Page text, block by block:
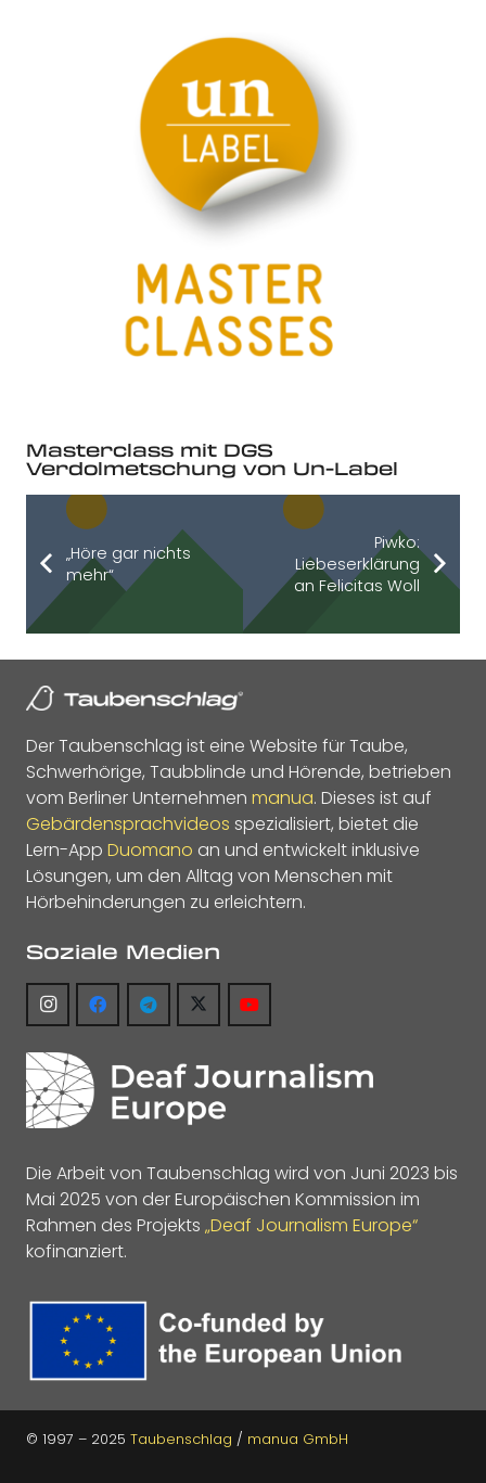
Masterclass mit DGS
Verdolmetschung von Un-Label
„Höre gar nichts
mehr“
Piwko:
Liebeserklärung
an Felicitas Woll
Der Taubenschlag ist eine Website für Taube,
Schwerhörige, Taubblinde und Hörende, betrieben
vom Berliner Unternehmen manua. Dieses ist auf
Gebärdensprachvideos spezialisiert, bietet die
Lern-App Duomano an und entwickelt inklusive
Lösungen, um den Alltag von Menschen mit
Hörbehinderungen zu erleichtern.
Soziale Medien
Die Arbeit von Taubenschlag wird von Juni 2023 bis
Mai 2025 von der Europäischen Kommission im
Rahmen des Projekts „Deaf Journalism Europe“
kofinanziert.
© 1997 – 2025 Taubenschlag / manua GmbH